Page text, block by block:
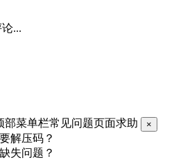
...
部菜单栏常见问题页面求助 ×
解压码？
失问题？